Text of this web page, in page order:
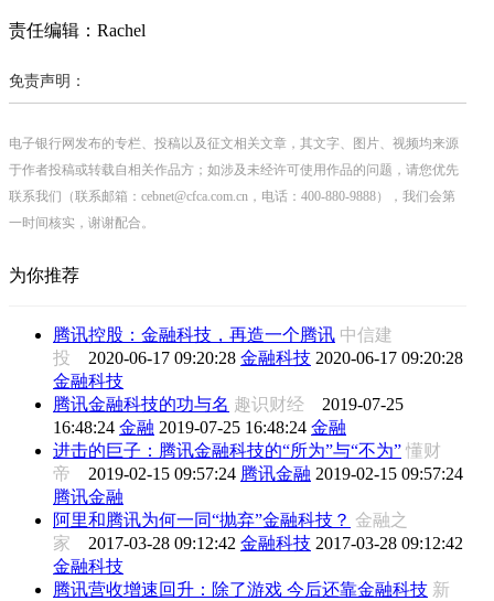
责任编辑：Rachel
免责声明：
电子银行网发布的专栏、投稿以及征文相关文章，其文字、图片、视频均来源
于作者投稿或转载自相关作品方；如涉及未经许可使用作品的问题，请您优先
联系我们（联系邮箱：cebnet@cfca.com.cn，电话：400-880-9888），我们会第
一时间核实，谢谢配合。
为你推荐
腾讯控股：金融科技，再造一个腾讯 中信建
投 2020-06-17 09:20:28 金融科技 2020-06-17 09:20:28
金融科技
腾讯金融科技的功与名 趣识财经 2019-07-25
16:48:24 金融 2019-07-25 16:48:24 金融
进击的巨子：腾讯金融科技的“所为”与“不为” 懂财
帝 2019-02-15 09:57:24 腾讯金融 2019-02-15 09:57:24
腾讯金融
阿里和腾讯为何一同“抛弃”金融科技？ 金融之
家 2017-03-28 09:12:42 金融科技 2017-03-28 09:12:42
金融科技
腾讯营收增速回升：除了游戏 今后还靠金融科技 新